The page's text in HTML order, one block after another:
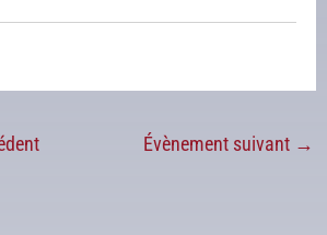
Évènement suivant →